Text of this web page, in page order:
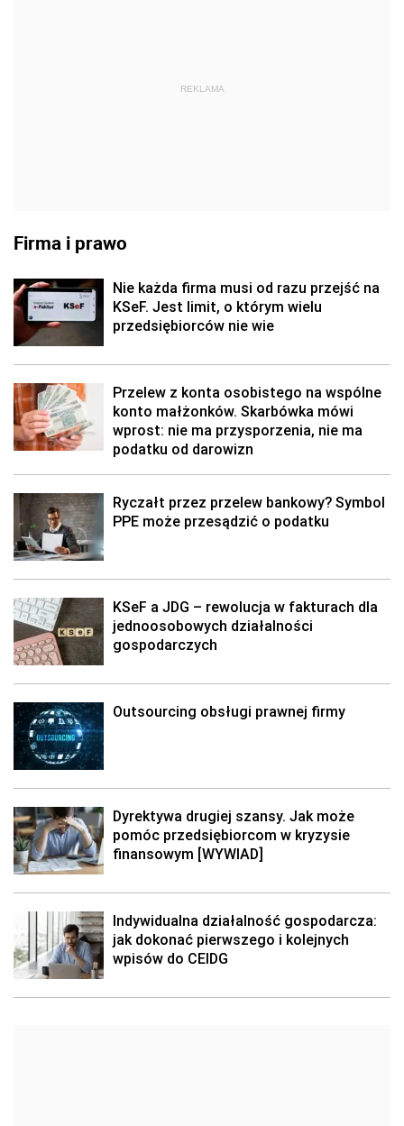
REKLAMA
Firma i prawo
Nie każda firma musi od razu przejść na
KSeF. Jest limit, o którym wielu
przedsiębiorców nie wie
Przelew z konta osobistego na wspólne
konto małżonków. Skarbówka mówi
wprost: nie ma przysporzenia, nie ma
podatku od darowizn
Ryczałt przez przelew bankowy? Symbol
PPE może przesądzić o podatku
KSeF a JDG – rewolucja w fakturach dla
jednoosobowych działalności
gospodarczych
Outsourcing obsługi prawnej firmy
Dyrektywa drugiej szansy. Jak może
pomóc przedsiębiorcom w kryzysie
finansowym [WYWIAD]
Indywidualna działalność gospodarcza:
jak dokonać pierwszego i kolejnych
wpisów do CEIDG